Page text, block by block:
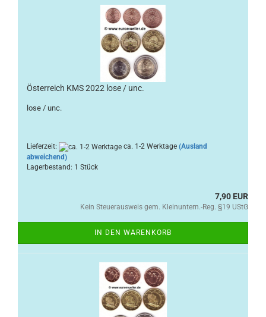
Österreich KMS 2022 lose / unc.
lose / unc.
Lieferzeit: ca. 1-2 Werktage (Ausland
abweichend)
Lagerbestand: 1 Stück
7,90 EUR
Kein Steuerausweis gem. Kleinuntern.-Reg. §19 UStG
IN DEN WARENKORB